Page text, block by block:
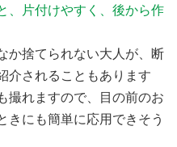
、片付けやすく、後から作
か捨てられない大人が、断
介されることもあります
撮れますので、目の前のお
きにも簡単に応用できそう